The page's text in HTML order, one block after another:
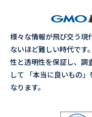
様々な情報が飛び交う現
ないほど難しい時代です
性と透明性を保証し、調
して 「本当に良いもの
なります。